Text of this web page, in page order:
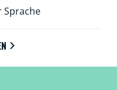
Sprache